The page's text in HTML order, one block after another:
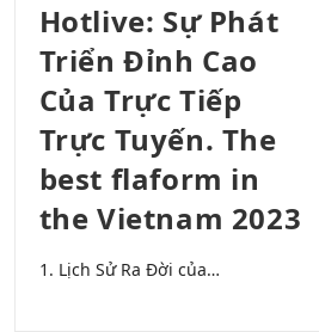
Hotlive: Sự Phát
Triển Đỉnh Cao
Của Trực Tiếp
Trực Tuyến. The
best flaform in
the Vietnam 2023
1. Lịch Sử Ra Đời của…